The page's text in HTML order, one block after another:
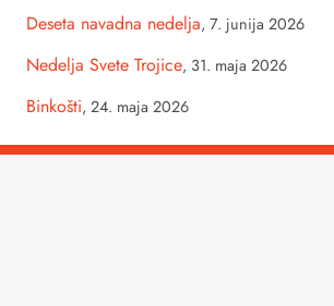
Deseta navadna nedelja, 7. junija 2026
Nedelja Svete Trojice, 31. maja 2026
Binkošti, 24. maja 2026